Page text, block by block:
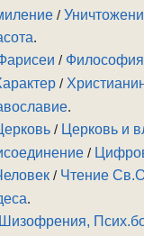
/
.
/ Философия
/
.
/ Церковь и
/
/ Чтение
.
Шизофрения,